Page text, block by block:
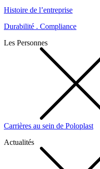
Histoire de l’entreprise
Durabilité . Compliance
Les Personnes
Carrières au sein de Poloplast
Actualités